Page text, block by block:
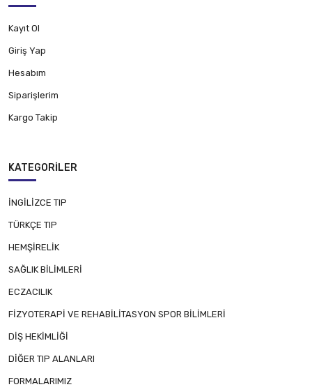
Kayıt Ol
Giriş Yap
Hesabım
Siparişlerim
Kargo Takip
KATEGORILER
İNGİLİZCE TIP
TÜRKÇE TIP
HEMŞİRELİK
SAĞLIK BİLİMLERİ
ECZACILIK
FİZYOTERAPİ VE REHABİLİTASYON SPOR BİLİMLERİ
DİŞ HEKİMLİĞİ
DİĞER TIP ALANLARI
FORMALARIMIZ